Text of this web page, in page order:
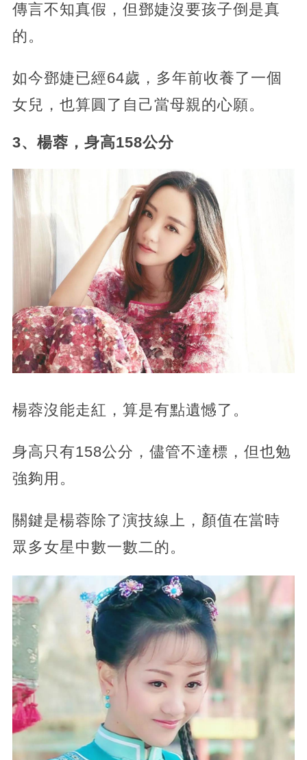
傳言不知真假，但鄧婕沒要孩子倒是真
的。
如今鄧婕已經64歲，多年前收養了一個
女兒，也算圓了自己當母親的心願。
3、楊蓉，身高158公分
楊蓉沒能走紅，算是有點遺憾了。
身高只有158公分，儘管不達標，但也勉
強夠用。
關鍵是楊蓉除了演技線上，顏值在當時
眾多女星中數一數二的。